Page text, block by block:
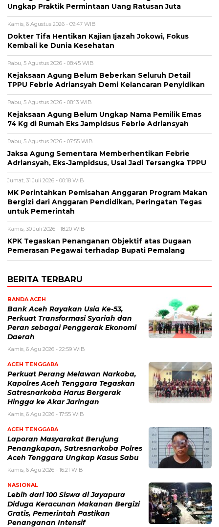
Ungkap Praktik Permintaan Uang Ratusan Juta
Kamis, 6 Agustus 2026 - 09:47 WIB
Dokter Tifa Hentikan Kajian Ijazah Jokowi, Fokus
Kembali ke Dunia Kesehatan
Rabu, 5 Agustus 2026 - 08:45 WIB
Kejaksaan Agung Belum Beberkan Seluruh Detail
TPPU Febrie Adriansyah Demi Kelancaran Penyidikan
Rabu, 5 Agustus 2026 - 08:13 WIB
Kejaksaan Agung Belum Ungkap Nama Pemilik Emas
74 Kg di Rumah Eks Jampidsus Febrie Adriansyah
Rabu, 5 Agustus 2026 - 07:55 WIB
Jaksa Agung Sementara Memberhentikan Febrie
Adriansyah, Eks-Jampidsus, Usai Jadi Tersangka TPPU
Jumat, 31 Juli 2026 - 00:18 WIB
MK Perintahkan Pemisahan Anggaran Program Makan
Bergizi dari Anggaran Pendidikan, Peringatan Tegas
untuk Pemerintah
Kamis, 30 Juli 2026 - 18:20 WIB
KPK Tegaskan Penanganan Objektif atas Dugaan
Pemerasan Pegawai terhadap Bupati Pemalang
BERITA TERBARU
BANDA ACEH
Bank Aceh Rayakan Usia Ke-53,
Perkuat Transformasi Syariah dan
Peran sebagai Penggerak Ekonomi
Daerah
Kamis, 6 Agu 2026 - 22:59 WIB
ACEH TENGGARA
Perkuat Perang Melawan Narkoba,
Kapolres Aceh Tenggara Tegaskan
Satresnarkoba Harus Bergerak
Hingga ke Akar Jaringan
Kamis, 6 Agu 2026 - 17:55 WIB
ACEH TENGGARA
Laporan Masyarakat Berujung
Penangkapan, Satresnarkoba Polres
Aceh Tenggara Ungkap Kasus Sabu
Kamis, 6 Agu 2026 - 16:21 WIB
NASIONAL
Lebih dari 100 Siswa di Jayapura
Diduga Keracunan Makanan Bergizi
Gratis, Pemerintah Pastikan
Penanganan Intensif